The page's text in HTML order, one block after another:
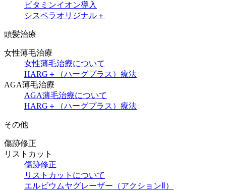
ビタミンイオン導入
シスペラオリジナル＋
頭髪治療
女性薄毛治療
女性薄毛治療について
HARG＋（ハーグプラス）療法
AGA薄毛治療
AGA薄毛治療について
HARG＋（ハーグプラス）療法
その他
傷跡修正
リストカット
傷跡修正
リストカットについて
エルビウムヤグレーザー（アクションⅡ）